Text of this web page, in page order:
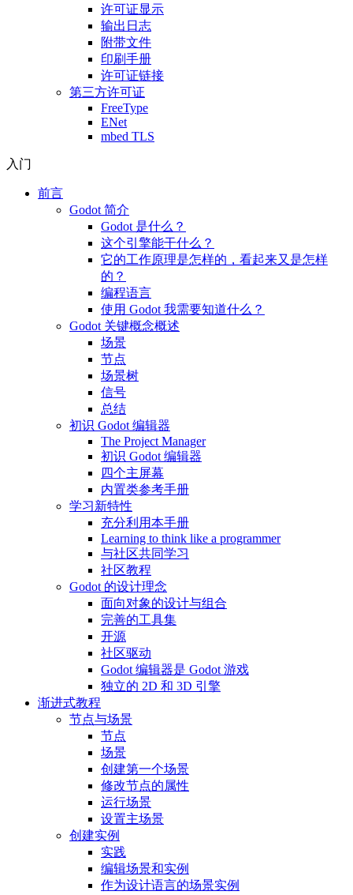
许可证显示
输出日志
附带文件
印刷手册
许可证链接
第三方许可证
FreeType
ENet
mbed TLS
入门
前言
Godot 简介
Godot 是什么？
这个引擎能干什么？
它的工作原理是怎样的，看起来又是怎样
的？
编程语言
使用 Godot 我需要知道什么？
Godot 关键概念概述
场景
节点
场景树
信号
总结
初识 Godot 编辑器
The Project Manager
初识 Godot 编辑器
四个主屏幕
内置类参考手册
学习新特性
充分利用本手册
Learning to think like a programmer
与社区共同学习
社区教程
Godot 的设计理念
面向对象的设计与组合
完善的工具集
开源
社区驱动
Godot 编辑器是 Godot 游戏
独立的 2D 和 3D 引擎
渐进式教程
节点与场景
节点
场景
创建第一个场景
修改节点的属性
运行场景
设置主场景
创建实例
实践
编辑场景和实例
作为设计语言的场景实例